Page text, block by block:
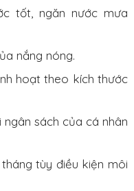
tốt, ngăn nước mưa
nắng nóng.
hoạt theo kích thước
ngân sách của cá nhân
tùy điều kiện môi